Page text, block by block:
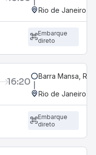
Rio de Janeiro,
Embarque
direto
16:20 Barra Mansa, RJ
Rio de Janeiro,
Embarque
direto